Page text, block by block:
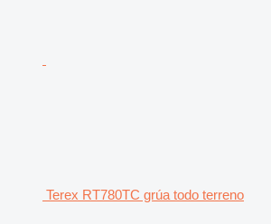
Terex RT780TC grúa todo terreno